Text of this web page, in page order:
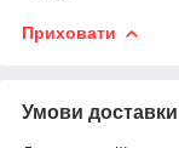
Приховати
Умови доставки